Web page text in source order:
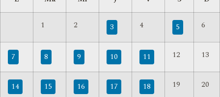
1 2 3 4 5 6
7 8 9 10 11 12 13
14 15 16 17 18 19 20